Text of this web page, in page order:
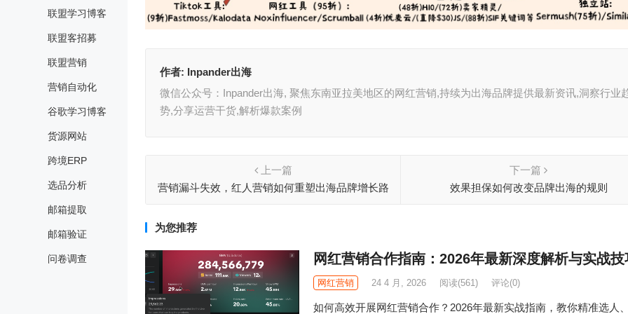
联盟学习博客
联盟客招募
联盟营销
营销自动化
谷歌学习博客
货源网站
跨境ERP
选品分析
邮箱提取
邮箱验证
问卷调查
作者: Inpander出海
微信公众号：Inpander出海, 聚焦东南亚拉美地区的网红营销,持续为出海品牌提供最新资讯,洞察行业
势,分享运营干货,解析爆款案例
上一篇
营销漏斗失效，红人营销如何重塑出海品牌增长路
下一篇
效果担保如何改变品牌出海的规则
为您推荐
网红营销合作指南：2026年最新深度解析与实战技
网红营销 24 4 月, 2026 阅读(561) 评论(0)
如何高效开展网红营销合作？2026年最新实战指南，教你精准选人